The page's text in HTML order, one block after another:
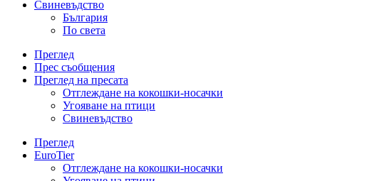
Свиневъдство
България
По света
Преглед
Прес съобщения
Преглед на пресата
Отглеждане на кокошки-носачки
Угояване на птици
Свиневъдство
Преглед
EuroTier
Отглеждане на кокошки-носачки